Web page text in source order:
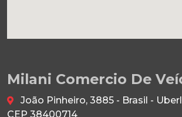
Milani Comercio De
João Pinheiro, 3885 - Brasil -
CEP 38400714